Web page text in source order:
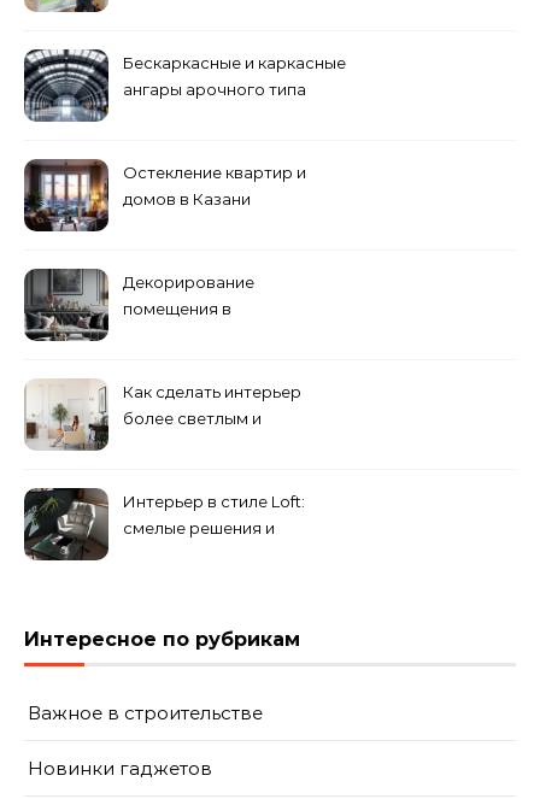
Бескаркасные и каркасные
ангары арочного типа
Остекление квартир и
домов в Казани
Декорирование
помещения в
направлений для создания
уникального комплекса
Как сделать интерьер
более светлым и
помещения
Интерьер в стиле Loft:
смелые решения и
Интересное по рубрикам
Важное в строительстве
Новинки гаджетов